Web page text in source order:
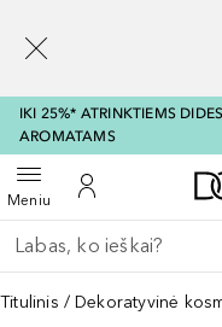
IKI 25%* ATRINKTIEMS
AROMATAMS
MeniuAtidaryti meniuĮ mano paskyrą
Grįžk atgal
Vykdykite paiešką
Titulinis Dekoratyvinė